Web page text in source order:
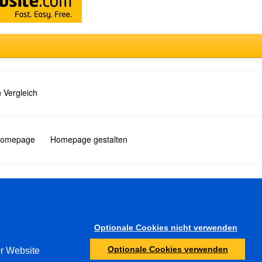
Vergleich
Homepage gestalten
Jugendschutz
Website
Optionale Cookies nicht verwenden
Optionale Cookies verwenden